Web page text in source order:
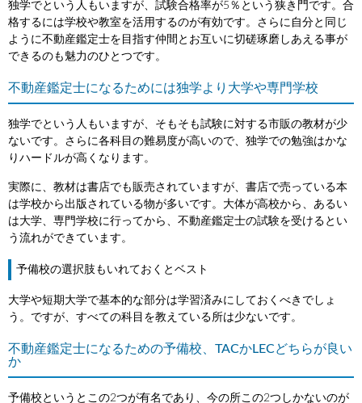
独学でという人もいますが、試験合格率が5％という狭き門です。合
格するには学校や教室を活用するのが有効です。さらに自分と同じ
ように不動産鑑定士を目指す仲間とお互いに切磋琢磨しあえる事が
できるのも魅力のひとつです。
不動産鑑定士になるためには独学より大学や専門学校
独学でという人もいますが、そもそも試験に対する市販の教材が少
ないです。さらに各科目の難易度が高いので、独学での勉強はかな
りハードルが高くなります。
実際に、教材は書店でも販売されていますが、書店で売っている本
は学校から出版されている物が多いです。大体が高校から、あるい
は大学、専門学校に行ってから、不動産鑑定士の試験を受けるとい
う流れができています。
予備校の選択肢もいれておくとベスト
大学や短期大学で基本的な部分は学習済みにしておくべきでしょ
う。ですが、すべての科目を教えている所は少ないです。
不動産鑑定士になるための予備校、TACかLECどちらが良い
か
予備校というとこの2つが有名であり、今の所この2つしかないのが